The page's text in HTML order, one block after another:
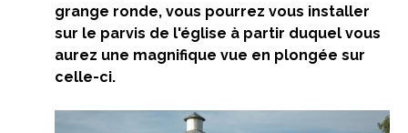
grange ronde, vous pourrez vous installer
sur le parvis de l'église à partir duquel vous
aurez une magnifique vue en plongée sur
celle-ci.